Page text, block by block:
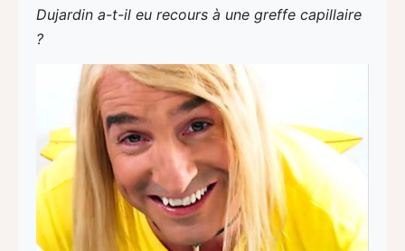
Dujardin a-t-il eu recours à une greffe capillaire
?